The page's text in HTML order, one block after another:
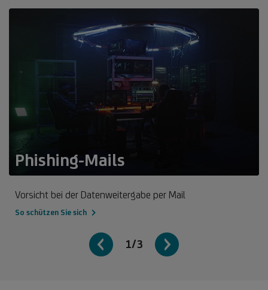
Phishing-Mails
Vorsicht bei der Datenweitergabe per Mail
So schützen Sie sich
1/3